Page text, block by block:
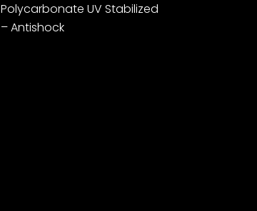
Polycarbonate UV Stabilized
– Antishock